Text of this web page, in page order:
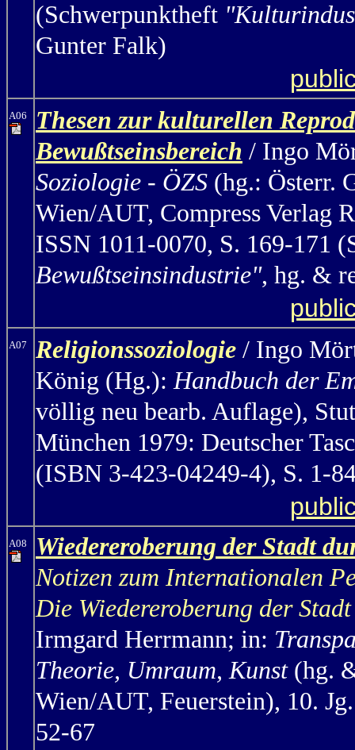
(Schwerpunktheft
Gunter Falk)
A06
Thesen zur kulturellen
Bewußtseinsbereich / Ingo
Soziologie - ÖZS (hg.: Österr.
Wien/AUT, Compress Verlag
ISSN 1011-0070, S. 169-171
Bewußtseinsindustrie", hg. &
A07 Religionssoziologie / Ingo
König (Hg.):Handbuch der
völlig neu bearb. Auflage),
München 1979: Deutscher
(ISBN 3-423-04249-4), S. 1-
A08
Wiedereroberung der Stadt
Notizen zum Internationalen
Die Wiedereroberung der
Irmgard Herrmann; in:
Theorie, Umraum, Kunst(hg.
Wien/AUT, Feuerstein), 10.
52-67